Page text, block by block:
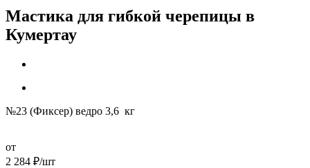
Мастика для гибкой черепицы в
Кумертау
№23 (Фиксер) ведро 3,6 кг
от
2 284 ₽/шт